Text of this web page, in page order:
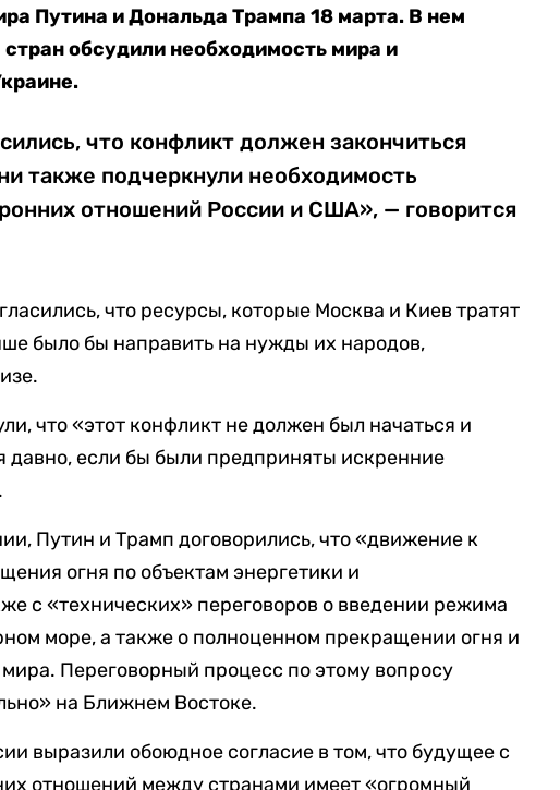
Путина и Дональда Трампа 18 марта. В нем
обсудили необходимость мира и
что конфликт должен закончиться
также подчеркнули необходимость
отношений России и США», — говорится
что ресурсы, которые Москва и Киев тратят
было бы направить на нужды их народов,
что «этот конфликт не должен был начаться и
давно, если бы были предприняты искренние
Путин и Трамп договорились, что «движение к
огня по объектам энергетики и
с «технических» переговоров о введении режима
море, а также о полноценном прекращении огня и
Переговорный процесс по этому вопросу
на Ближнем Востоке.
выразили обоюдное согласие в том, что будущее с
отношений между странами имеет «огромный